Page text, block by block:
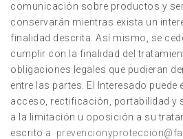
comunicación sobre productos y
conservarán mientras exista un
finalidad descrita. Así mismo, se
cumplir con la finalidad del
obligaciones legales que pudieran
entre las partes. El Interesado puede
acceso, rectificación, portabilidad y
a la limitación u oposición a su
escrito a